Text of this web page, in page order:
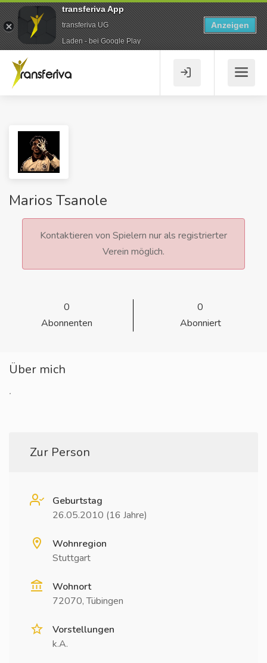
Marios Tsanole
Kontaktieren von Spielern nur als registrierter
Verein möglich.
0
Abonnenten
0
Abonniert
Über mich
.
Zur Person
Geburtstag
26.05.2010 (16 Jahre)
Wohnregion
Stuttgart
Wohnort
72070, Tübingen
Vorstellungen
k.A.
transferiva App
transferiva UG
Laden - bei Google Play
Anzeigen